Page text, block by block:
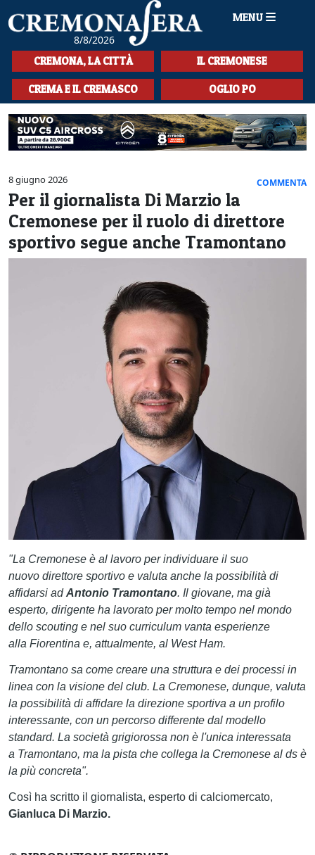
8/8/2026
MENU
HOME
CRONACA
SPORT
LA MUSICA
CULTURA
LA STORIA
SPETTACOLI
L'EDITORIALE
CREMONA, LA CITTÀ IL CREMONESE
CREMA E IL CREMASCO OGLIO PO
8 giugno 2026 COMMENTA
Per il giornalista Di Marzio la
Cremonese per il ruolo di direttore
sportivo segue anche Tramontano
"La Cremonese è al lavoro per individuare il suo
nuovo direttore sportivo e valuta anche la possibilità di
affidarsi adAntonio Tramontano. Il giovane, ma già
esperto, dirigente ha lavorato per molto tempo nel mondo
dello scouting e nel suo curriculum vanta esperienze
alla Fiorentina e, attualmente, al West Ham.
Tramontano sa come creare una struttura e dei processi in
linea con la visione del club. La Cremonese, dunque, valuta
la possibilità di affidare la direzione sportiva a un profilo
interessante, con un percorso differente dal modello
standard. La società grigiorossa non è l'unica interessata
a Tramontano, ma la pista che collega la Cremonese al ds è
la più concreta".
Così ha scritto il giornalista, esperto di calciomercato,
Gianluca Di Marzio.